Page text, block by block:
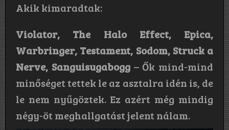
Akik kimaradtak:
Violator, The Halo Effect, Epica,
Warbringer, Testament, Sodom, Struck a
Nerve, Sanguisugabogg – Ők mind-mind
minőséget tettek le az asztalra idén is, de
le nem nyűgöztek. Ez azért még mindig
négy-öt meghallgatást jelent nálam.